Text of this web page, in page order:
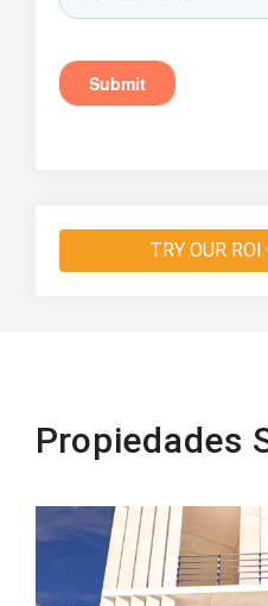
TRY OUR
Propiedades